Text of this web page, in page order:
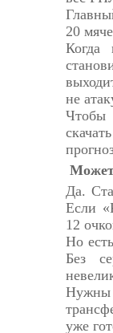
20
Когда
не
Чтобы
скачать
Может
Да.
Если
12
Но
Без
Нужны
уже